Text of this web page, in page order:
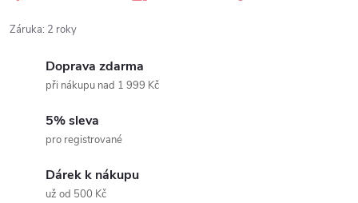
Záruka: 2 roky
Doprava zdarma
při nákupu nad 1 999 Kč
5% sleva
pro registrované
Dárek k nákupu
už od 500 Kč